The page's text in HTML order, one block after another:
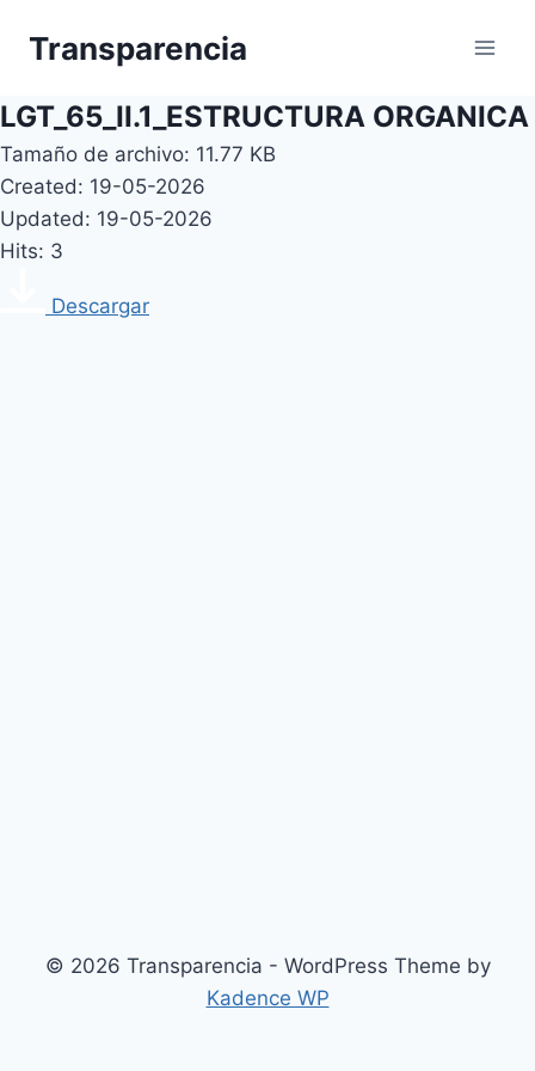
Transparencia
LGT_65_II.1_ESTRUCTURA ORGANICA
Tamaño de archivo: 11.77 KB
Created: 19-05-2026
Updated: 19-05-2026
Hits: 3
Descargar
© 2026 Transparencia - WordPress Theme by
Kadence WP